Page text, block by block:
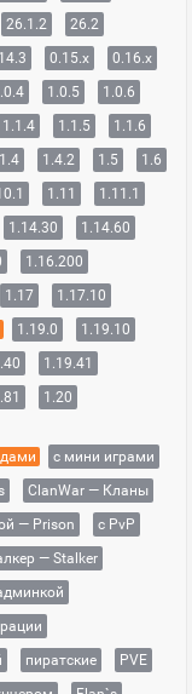
26.1.2 26.2
0.15.x
0.16.x
1.0.5
1.0.6
1.1.4 1.1.5
1.1.6
1.4 1.4.2 1.5
1.6
1.11
1.11.1
1.14.30
1.14.60
1.16.200
1.17
1.17.10
1.19.0
1.19.10
1.19.41
1.20
с мини играми
ClanWar — Кланы
— Prison
с PvP
— Stalker
пиратские
PVE